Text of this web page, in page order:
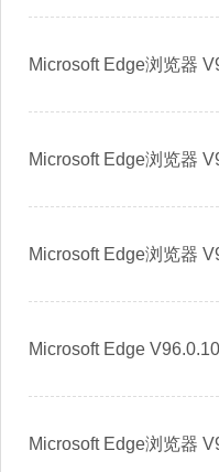
Microsoft Edge浏览器
Microsoft Edge浏览器
Microsoft Edge浏览器
Microsoft Edge
Microsoft Edge浏览器